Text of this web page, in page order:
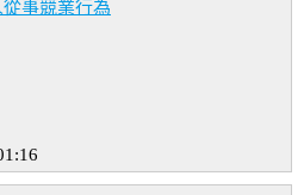
事競業行為